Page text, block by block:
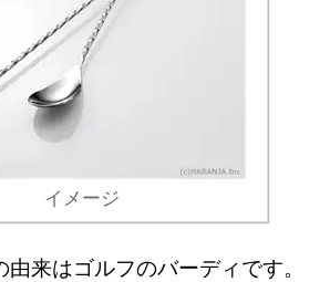
イメージ
由来はゴルフのバーディです。